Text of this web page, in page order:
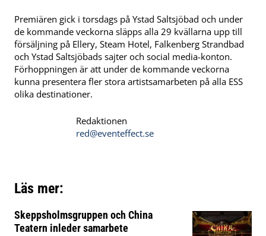
Premiären gick i torsdags på Ystad Saltsjöbad och under
de kommande veckorna släpps alla 29 kvällarna upp till
försäljning på Ellery, Steam Hotel, Falkenberg Strandbad
och Ystad Saltsjöbads sajter och social media-konton.
Förhoppningen är att under de kommande veckorna
kunna presentera fler stora artistsamarbeten på alla ESS
olika destinationer.
Redaktionen
red@eventeffect.se
Läs mer:
Skeppsholmsgruppen och China
Teatern inleder samarbete